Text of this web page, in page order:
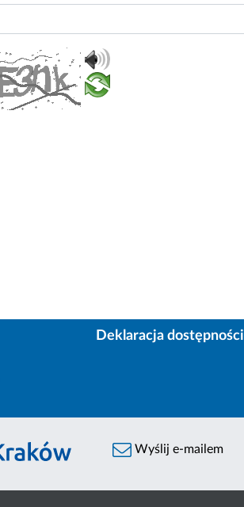
Deklaracja dostępności
Wyślij e-mailem